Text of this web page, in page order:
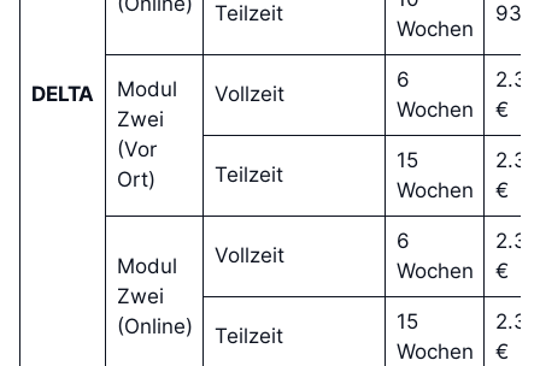
DELTA
Teilzeit
Wochen
935
Modul
Zwei
(Vor
Ort)
Vollzeit
6
Wochen
€
Teilzeit
15
Wochen
€
Modul
Zwei
(Online)
Vollzeit
6
Wochen
€
Teilzeit
15
Wochen
€